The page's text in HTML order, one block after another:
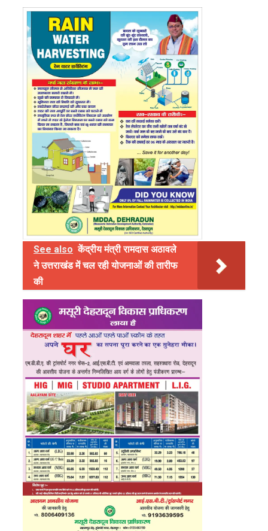
See also केंद्रीय मंत्री रामदास अठावले
ने उत्तराखंड में चल रही योजनाओं की तारीफ
की